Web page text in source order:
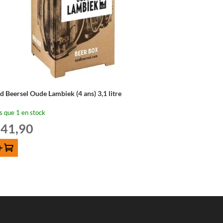
Beersel Oude Lambiek (4 ans) 3,1 litre
que 1 en stock
41,90
au panier